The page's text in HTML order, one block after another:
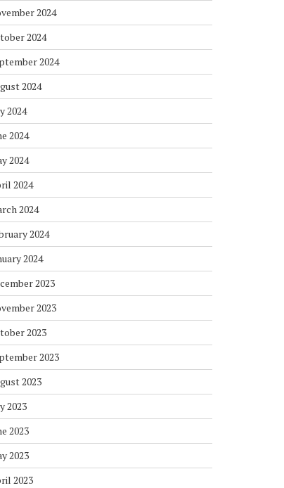
2024
2024
2024
2024
2024
2024
2024
2024
2024
2024
2024
2023
2023
2023
2023
2023
2023
2023
2023
2023